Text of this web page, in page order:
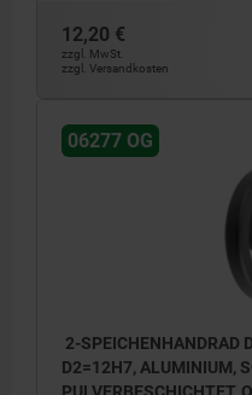
12,20 €
zzgl. MwSt.
zzgl. Versandkosten
06277 OG
2-SPEICHENHANDRAD
D2=12H7, ALUMINIUM,